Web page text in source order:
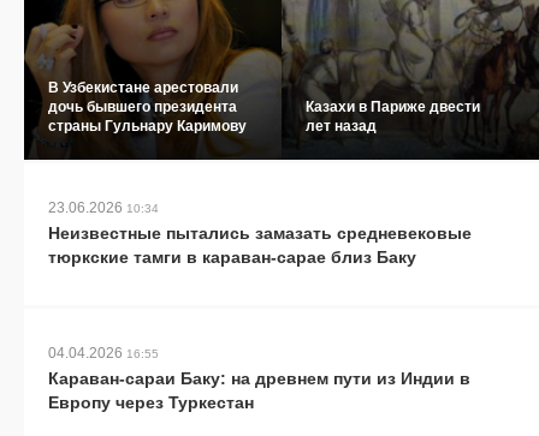
В Узбекистане арестовали
дочь бывшего президента
страны Гульнару Каримову
Казахи в Париже двести
лет назад
23.06.2026 10:34
Неизвестные пытались замазать средневековые
тюркские тамги в караван-сарае близ Баку
04.04.2026 16:55
Караван-сараи Баку: на древнем пути из Индии в
Европу через Туркестан